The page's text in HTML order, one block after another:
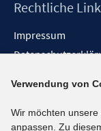
Rechtliche
Impressum
Barrieren melden
Social-Media-
Verwendung von
Wir möchten
anpassen. Zu